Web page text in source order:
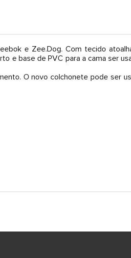
e Zee.Dog. Com tecido
e base de PVC para a cama ser
O novo colchonete pode ser